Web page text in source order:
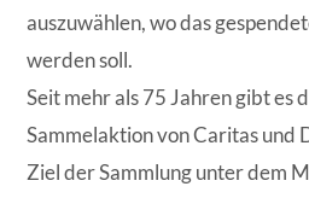
auszuwählen, wo das
werden soll.
Seit mehr als 75 Jahren gibt es
Sammelaktion von Caritas und
Ziel der Sammlung unter dem